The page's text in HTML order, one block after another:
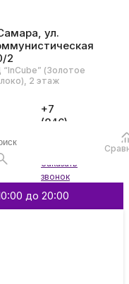
ул.
2
“InCube” (Золотое
2 этаж
+7
(846)
Заказать
звонок
до 20:00
гаджеты